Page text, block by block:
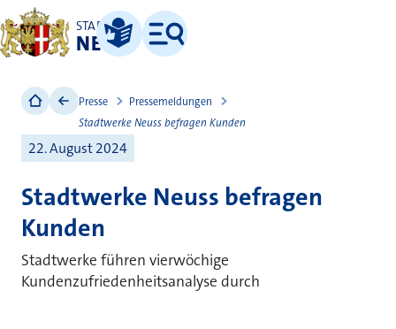
STADT
NEUSS
Leichte Sprache
Menü
Presse
Pressemeldungen
Stadtwerke Neuss befragen Kunden
22. August 2024
Stadtwerke Neuss befragen
Kunden
Stadtwerke führen vierwöchige
Kundenzufriedenheitsanalyse durch